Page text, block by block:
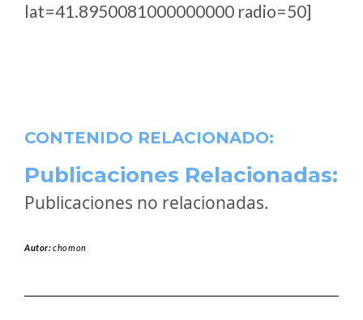
lat=41.8950081000000000 radio=50]
CONTENIDO RELACIONADO:
Publicaciones Relacionadas:
Publicaciones no relacionadas.
Autor:chomon